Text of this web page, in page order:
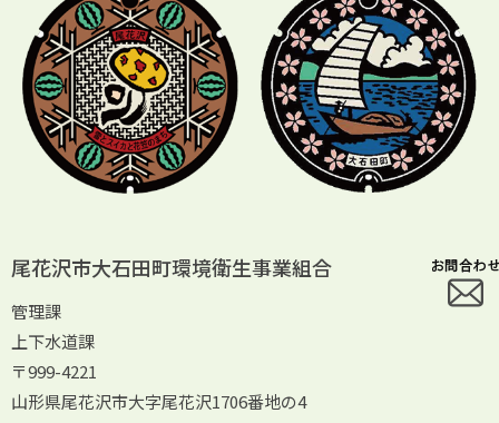
尾花沢市大石田町環境衛生事業組合
管理課
上下水道課
〒999-4221
山形県尾花沢市大字尾花沢1706番地の4